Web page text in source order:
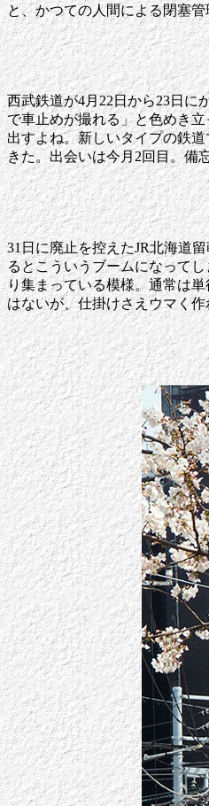
と、かつての人間による閉塞
西武鉄道が4月22日から23日に
で車止めが撮れる」と色めき
出すよね。新しいタイプの鉄
きた。出会いは今月2回目。備
31日に廃止を控えたJR北海道
るとこういうブームになって
り集まっている模様。通常は
はないが、仕掛けさえウマく